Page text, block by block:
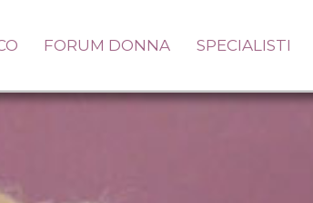
FORUM DONNA SPECIALISTI